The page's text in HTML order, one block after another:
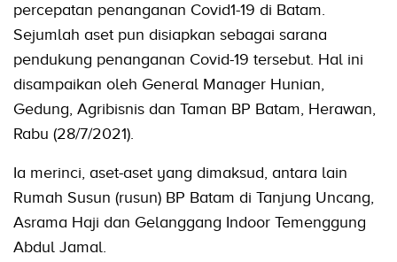
percepatan penanganan Covid1-19 di Batam.
Sejumlah aset pun disiapkan sebagai sarana
pendukung penanganan Covid-19 tersebut. Hal ini
disampaikan oleh General Manager Hunian,
Gedung, Agribisnis dan Taman BP Batam, Herawan,
Rabu (28/7/2021).
Ia merinci, aset-aset yang dimaksud, antara lain
Rumah Susun (rusun) BP Batam di Tanjung Uncang,
Asrama Haji dan Gelanggang Indoor Temenggung
Abdul Jamal.